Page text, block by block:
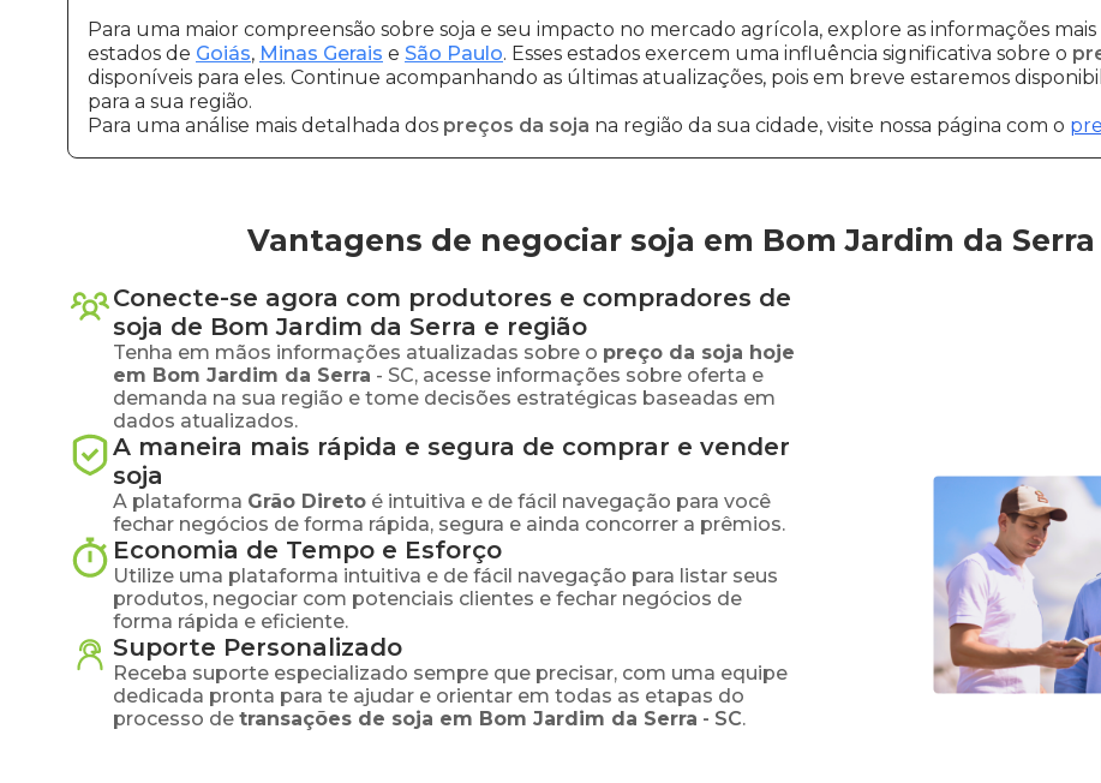
Para uma maior compreensão sobre soja e seu impacto no mercado agrícola, explore as informações
estados de Goiás, Minas Gerais e São Paulo. Esses estados exercem uma influência significativa sobre o
disponíveis para eles. Continue acompanhando as últimas atualizações, pois em breve estaremos
para a sua região.
Para uma análise mais detalhada dos preços da soja na região da sua cidade, visite nossa página com o
Vantagens de negociar soja em Bom Jardim da Serra
Conecte-se agora com produtores e compradores de
soja de Bom Jardim da Serra e região
Tenha em mãos informações atualizadas sobre o preço da soja hoje
em Bom Jardim da Serra - SC, acesse informações sobre oferta e
demanda na sua região e tome decisões estratégicas baseadas em
dados atualizados.
A maneira mais rápida e segura de comprar e vender
soja
A plataforma Grão Direto é intuitiva e de fácil navegação para você
fechar negócios de forma rápida, segura e ainda concorrer a prêmios.
Economia de Tempo e Esforço
Utilize uma plataforma intuitiva e de fácil navegação para listar seus
produtos, negociar com potenciais clientes e fechar negócios de
forma rápida e eficiente.
Suporte Personalizado
Receba suporte especializado sempre que precisar, com uma equipe
dedicada pronta para te ajudar e orientar em todas as etapas do
processo de transações de soja em Bom Jardim da Serra - SC.